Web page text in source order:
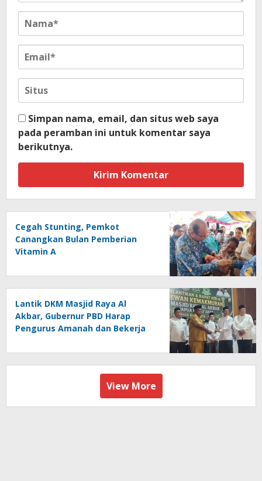
Simpan nama, email, dan situs web saya
pada peramban ini untuk komentar saya
berikutnya.
Cegah Stunting, Pemkot
Canangkan Bulan Pemberian
Vitamin A
Lantik DKM Masjid Raya Al
Akbar, Gubernur PBD Harap
Pengurus Amanah dan Bekerja
View More